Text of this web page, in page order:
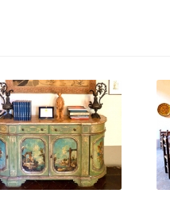
valore_artistico_01